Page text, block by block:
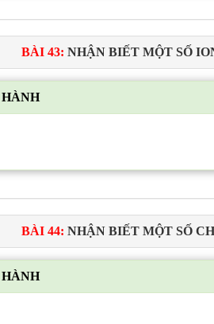
BÀI 43: NHẬN BIẾT MỘT SỐ
BÀI 44: NHẬN BIẾT MỘT SỐ